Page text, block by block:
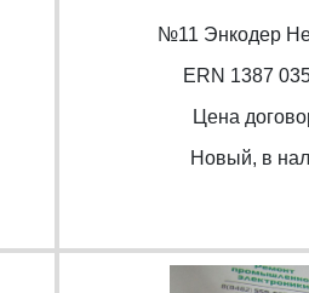
№11 Энкодер
ERN 1387
Цена
Новый, в